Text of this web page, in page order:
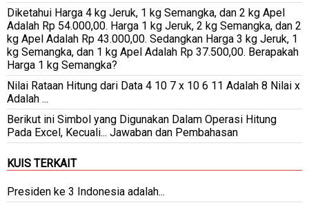
Diketahui Harga 4 kg Jeruk, 1 kg Semangka, dan 2 kg Apel
Adalah Rp 54.000,00. Harga 1 kg Jeruk, 2 kg Semangka, dan 2
kg Apel Adalah Rp 43.000,00. Sedangkan Harga 3 kg Jeruk, 1
kg Semangka, dan 1 kg Apel Adalah Rp 37.500,00. Berapakah
Harga 1 kg Semangka?
Nilai Rataan Hitung dari Data 4 10 7 x 10 6 11 Adalah 8 Nilai x
Adalah ...
Berikut ini Simbol yang Digunakan Dalam Operasi Hitung
Pada Excel, Kecuali... Jawaban dan Pembahasan
KUIS TERKAIT
Presiden ke 3 Indonesia adalah...